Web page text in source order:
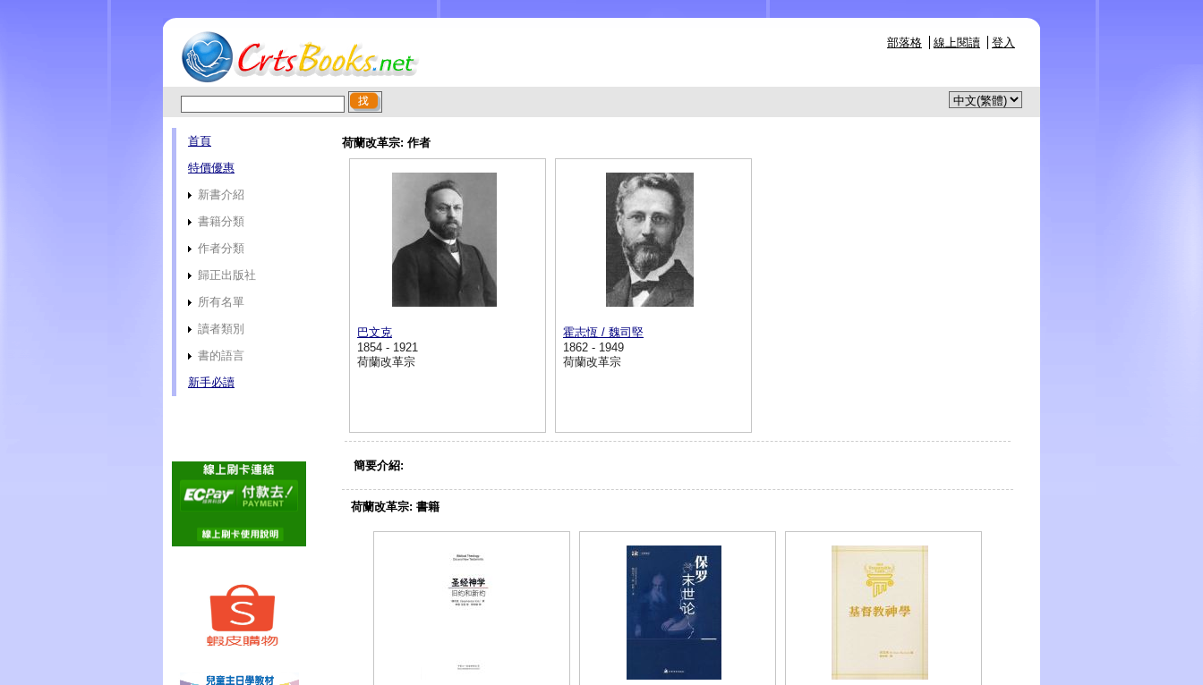
部落格 線上閱讀 登入
首頁
特價優惠
新書介紹
書籍分類
作者分類
歸正出版社
所有名單
讀者類別
書的語言
新手必讀
荷蘭改革宗: 作者
巴文克
1854 - 1921
荷蘭改革宗
霍志恆 / 魏司堅
1862 - 1949
荷蘭改革宗
簡要介紹:
荷蘭改革宗: 書籍